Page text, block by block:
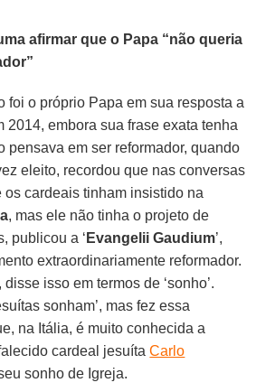
afirmar que o Papa “não queria
foi o próprio Papa em sua resposta a
2014, embora sua frase exata tenha
pensava em ser reformador, quando
eleito, recordou que nas conversas
os cardeais tinham insistido na
, mas ele não tinha o projeto de
publicou a ‘ Evangelii Gaudium’,
extraordinariamente reformador.
isso em termos de ‘sonho’.
sonham’, mas fez essa
na Itália, é muito conhecida a
cardeal jesuítaCarlo
sonho de Igreja.